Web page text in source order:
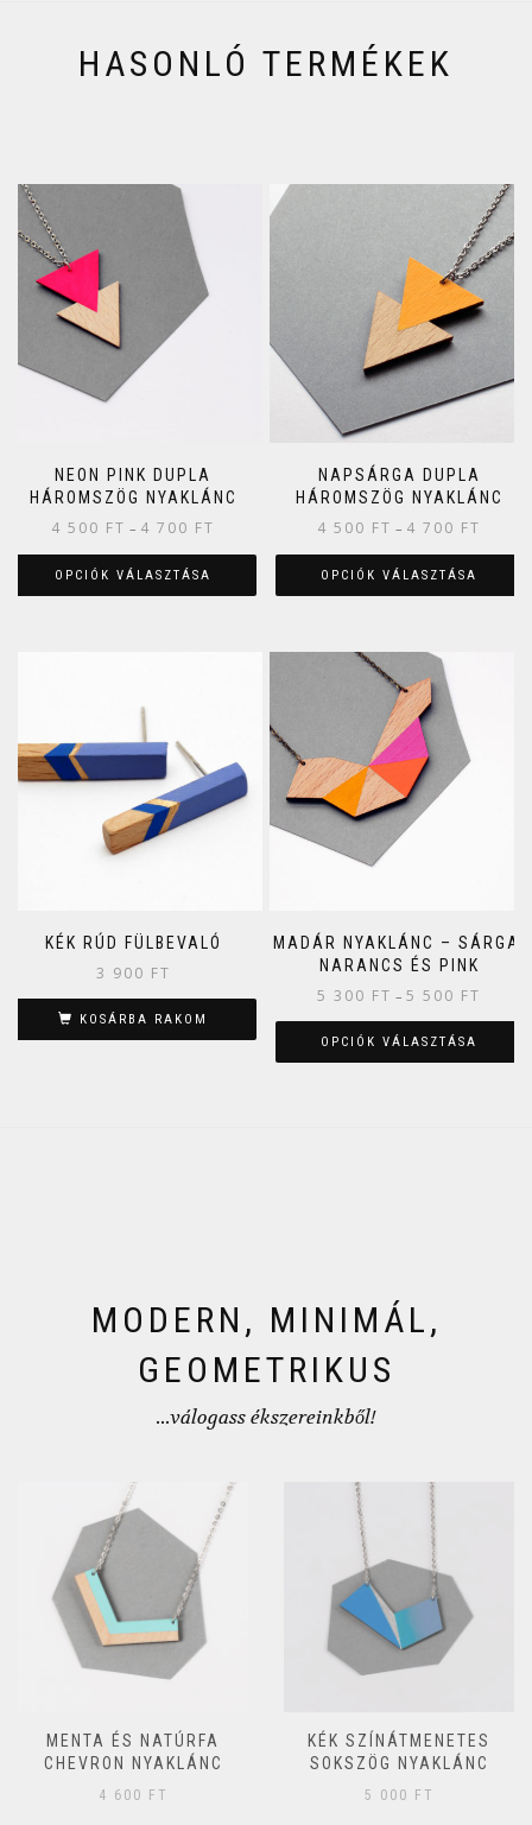
HASONLÓ TERMÉKEK
NEON PINK DUPLA
HÁROMSZÖG NYAKLÁNC
4 500 FT – 4 700 FT
OPCIÓK VÁLASZTÁSA
NAPSÁRGA DUPLA
HÁROMSZÖG NYAKLÁNC
4 500 FT – 4 700 FT
OPCIÓK VÁLASZTÁSA
KÉK RÚD FÜLBEVALÓ
3 900 FT
KOSÁRBA RAKOM
MADÁR NYAKLÁNC – SÁRGA,
NARANCS ÉS PINK
5 300 FT – 5 500 FT
OPCIÓK VÁLASZTÁSA
MODERN, MINIMÁL,
GEOMETRIKUS
...válogass ékszereinkből!
MENTA ÉS NATÚRFA
CHEVRON NYAKLÁNC
4 600 FT
KÉK SZÍNÁTMENETES
SOKSZÖG NYAKLÁNC
5 000 FT